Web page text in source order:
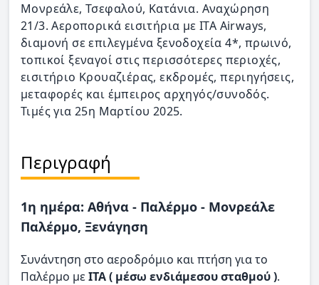
Μονρεάλε, Τσεφαλού, Κατάνια. Αναχώρηση
21/3. Αεροπορικά εισιτήρια με ITA Airways,
διαμονή σε επιλεγμένα ξενοδοχεία 4*, πρωινό,
τοπικοί ξεναγοί στις περισσότερες περιοχές,
εισιτήριο Κρουαζιέρας, εκδρομές, περιηγήσεις,
μεταφορές και έμπειρος αρχηγός/συνοδός.
Τιμές για 25η Μαρτίου 2025.
Περιγραφή
1η ημέρα: Αθήνα - Παλέρμο - Μονρεάλε
Παλέρμο, Ξενάγηση
Συνάντηση στο αεροδρόμιο και πτήση για το
Παλέρμο μεITA ( μέσω ενδιάμεσου σταθμού ).